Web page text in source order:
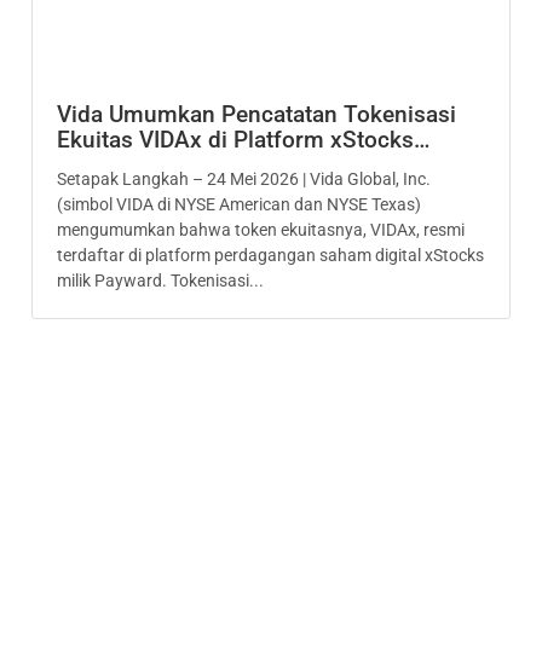
Vida Umumkan Pencatatan Tokenisasi
Ekuitas VIDAx di Platform xStocks…
Setapak Langkah – 24 Mei 2026 | Vida Global, Inc.
(simbol VIDA di NYSE American dan NYSE Texas)
mengumumkan bahwa token ekuitasnya, VIDAx, resmi
terdaftar di platform perdagangan saham digital xStocks
milik Payward. Tokenisasi...